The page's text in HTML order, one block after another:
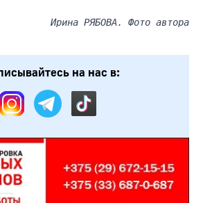
Ирина РЯБОВА. Фото автора
на нас в: